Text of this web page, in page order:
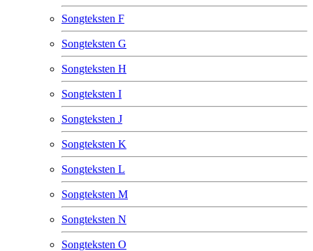
Songteksten F
Songteksten G
Songteksten H
Songteksten I
Songteksten J
Songteksten K
Songteksten L
Songteksten M
Songteksten N
Songteksten O